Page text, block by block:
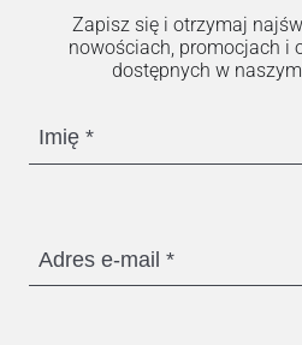
Zapisz się i otrzymaj
nowościach, promocjach i
dostępnych w
Imię
Adres e-mail